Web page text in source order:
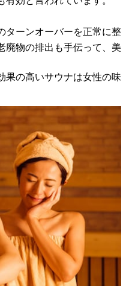
ターンオーバーを正常に整
廃物の排出も手伝って、美
果の高いサウナは女性の味